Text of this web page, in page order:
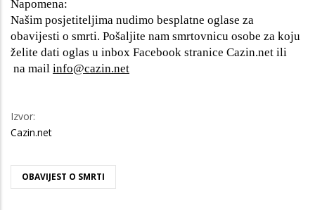
Napomena:
Našim posjetiteljima nudimo besplatne oglase za
obavijesti o smrti. Pošaljite nam smrtovnicu osobe za koju
želite dati oglas u inbox Facebook stranice Cazin.net ili
na mail info@cazin.net
Izvor:
Cazin.net
OBAVIJEST O SMRTI